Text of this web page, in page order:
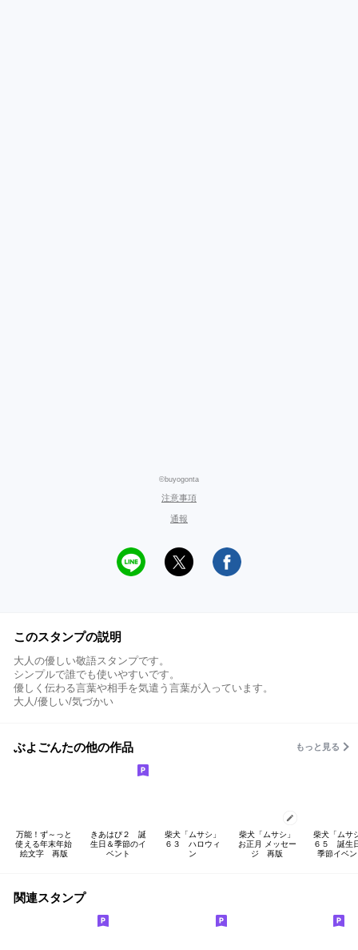
©buyogonta
注意事項
通報
このスタンプの説明
大人の優しい敬語スタンプです。
シンプルで誰でも使いやすいです。
優しく伝わる言葉や相手を気遣う言葉が入っています。
大人/優しい/気づかい
ぶよごんたの他の作品 もっと見る
万能！ず～っと
使える年末年始
絵文字 再版
きあはぴ２ 誕
生日＆季節のイ
ベント
柴犬「ムサシ」
６３ ハロウィ
ン
柴犬「ムサシ」
お正月 メッセー
ジ 再版
柴犬「ムサ
６５ 誕生
季節イベ
関連スタンプ